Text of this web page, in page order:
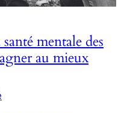
mentale des
au mieux